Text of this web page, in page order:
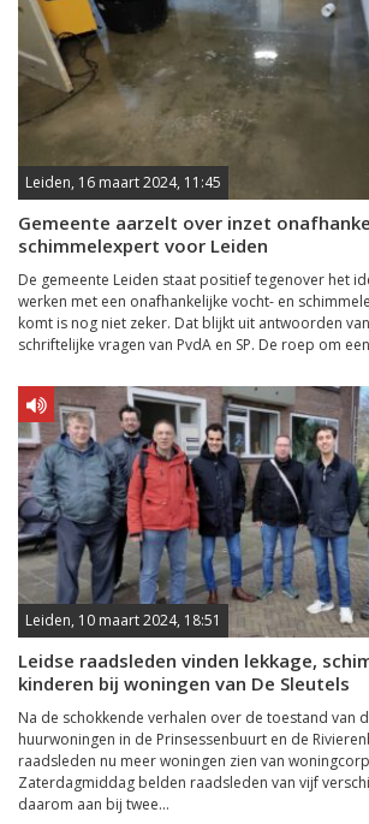
Leiden, 16 maart 2024, 11:45
Gemeente aarzelt over inzet
schimmelexpert voor Leiden
De gemeente Leiden staat positief tegenover het
werken met een onafhankelijke vocht- en
komt is nog niet zeker. Dat blijkt uit antwoorden
schriftelijke vragen van PvdA en SP. De roep om
Leiden, 10 maart 2024, 18:51
Leidse raadsleden vinden lekkage,
kinderen bij woningen van De Sleutels
Na de schokkende verhalen over de toestand van
huurwoningen in de Prinsessenbuurt en de
raadsleden nu meer woningen zien van
Zaterdagmiddag belden raadsleden van vijf
daarom aan bij twee...